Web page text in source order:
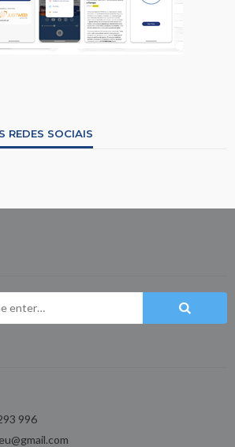
REDES SOCIAIS
996